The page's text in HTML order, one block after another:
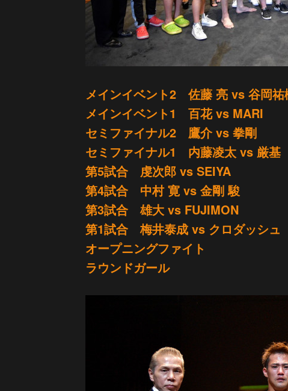
メインイベント2 佐藤 亮 vs 谷岡祐
メインイベント1 百花 vs MARI
セミファイナル2 鷹介 vs 拳剛
セミファイナル1 内藤凌太 vs 厳基
第5試合 虔次郎 vs SEIYA
第4試合 中村 寛 vs 金剛 駿
第3試合 雄大 vs FUJIMON
第1試合 梅井泰成 vs クロダッシュ
オープニングファイト
ラウンドガール